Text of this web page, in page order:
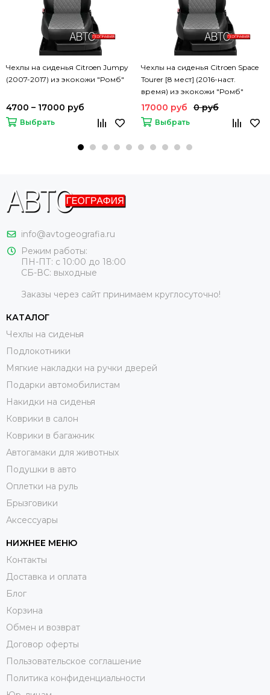
Чехлы на сиденья Citroen Jumpy
(2007-2017) из экокожи "Ромб"
4700 – 17000 руб
Выбрать
Чехлы на сиденья Citroen Space
Tourer [8 мест] (2016-наст.
время) из экокожи "Ромб"
17000 руб 0 руб
Выбрать
info@avtogeografia.ru
Режим работы:
ПН-ПТ: с 10:00 до 18:00
СБ-ВС: выходные
Заказы через сайт принимаем круглосуточно!
КАТАЛОГ
Чехлы на сиденья
Подлокотники
Мягкие накладки на ручки дверей
Подарки автомобилистам
Накидки на сиденья
Коврики в салон
Коврики в багажник
Автогамаки для животных
Подушки в авто
Оплетки на руль
Брызговики
Аксессуары
НИЖНЕЕ МЕНЮ
Контакты
Доставка и оплата
Блог
Корзина
Обмен и возврат
Договор оферты
Пользовательское соглашение
Политика конфиденциальности